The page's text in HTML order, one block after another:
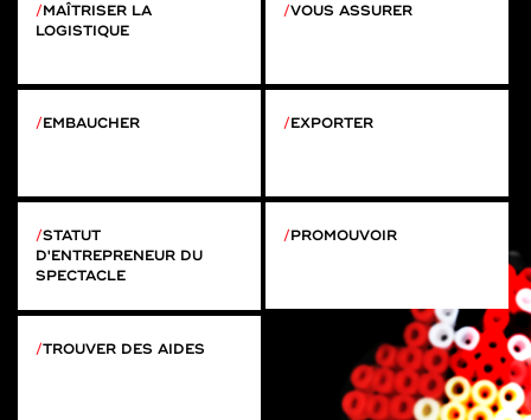
MAÎTRISER LA
LOGISTIQUE
VOUS ASSURER
EMBAUCHER EXPORTER
STATUT
D'ENTREPRENEUR DU
SPECTACLE
PROMOUVOIR
TROUVER DES AIDES